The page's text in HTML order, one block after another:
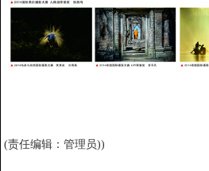
(责任编辑：管理员))